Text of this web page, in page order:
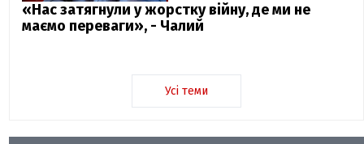
«Нас затягнули у жорстку війну, де ми не
маємо переваги», - Чалий
Усі теми